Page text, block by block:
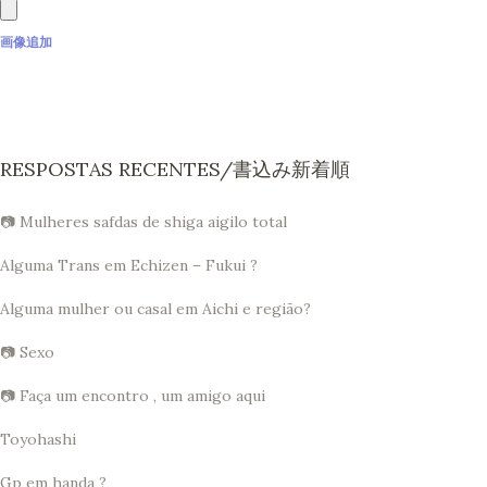
画像追加
RESPOSTAS RECENTES/書込み新着順
📷 Mulheres safdas de shiga aigilo total
Alguma Trans em Echizen – Fukui ?
Alguma mulher ou casal em Aichi e região?
📷 Sexo
📷 Faça um encontro , um amigo aqui
Toyohashi
Gp em handa ?